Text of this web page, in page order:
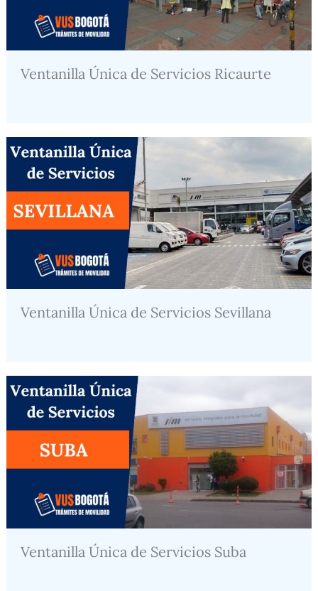
Ventanilla Única de Servicios Ricaurte
Ventanilla Única de Servicios Sevillana
Ventanilla Única de Servicios Suba